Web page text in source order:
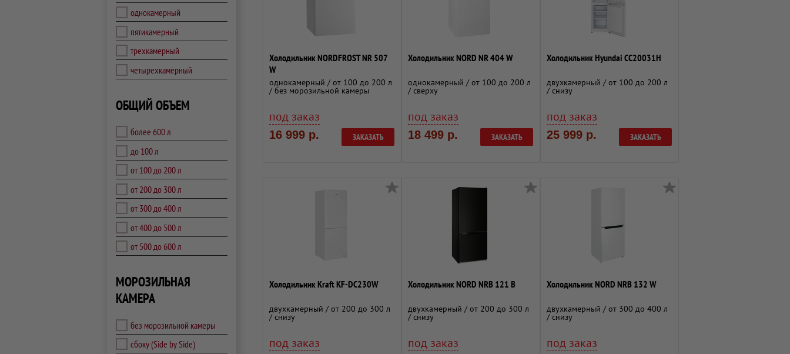
однокамерный
пятикамерный
трехкамерный
четырехкамерный
ОБЩИЙ ОБЪЕМ
более 600 л
до 100 л
от 100 до 200 л
от 200 до 300 л
от 300 до 400 л
от 400 до 500 л
от 500 до 600 л
МОРОЗИЛЬНАЯ
КАМЕРА
без морозильной камеры
сбоку (Side by Side)
Холодильник NORDFROST NR 507
W
однокамерный / от 100 до 200 л
/ без морозильной камеры
под заказ
16 999 р. ЗАКАЗАТЬ
Холодильник NORD NR 404 W
однокамерный / от 100 до 200 л
/ сверху
под заказ
18 499 р. ЗАКАЗАТЬ
Холодильник Hyundai CC20031H
двухкамерный / от 100 до 200 л
/ снизу
под заказ
25 999 р. ЗАКАЗАТЬ
Холодильник Kraft KF-DC230W
двухкамерный / от 200 до 300 л
/ снизу
под заказ
Холодильник NORD NRB 121 B
двухкамерный / от 200 до 300 л
/ снизу
под заказ
Холодильник NORD NRB 132 W
двухкамерный / от 300 до 400 л
/ снизу
под заказ